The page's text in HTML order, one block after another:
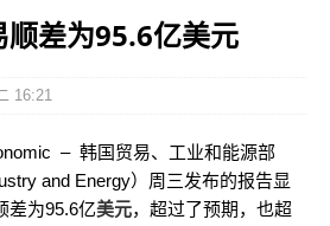
差为95.6亿美元
16:21
– 韩国贸易、工业和能源部
and Energy）周三发布的报告显
差为95.6亿美元，超过了预期，也超